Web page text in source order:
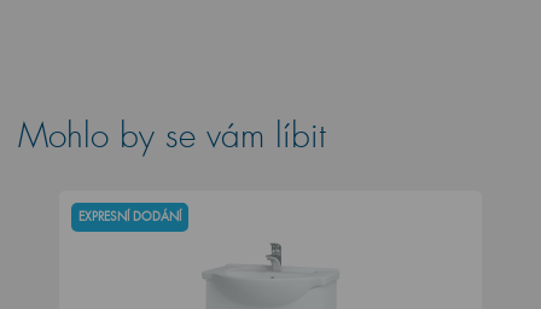
Mohlo by se vám líbit
EXPRESNÍ DODÁNÍ